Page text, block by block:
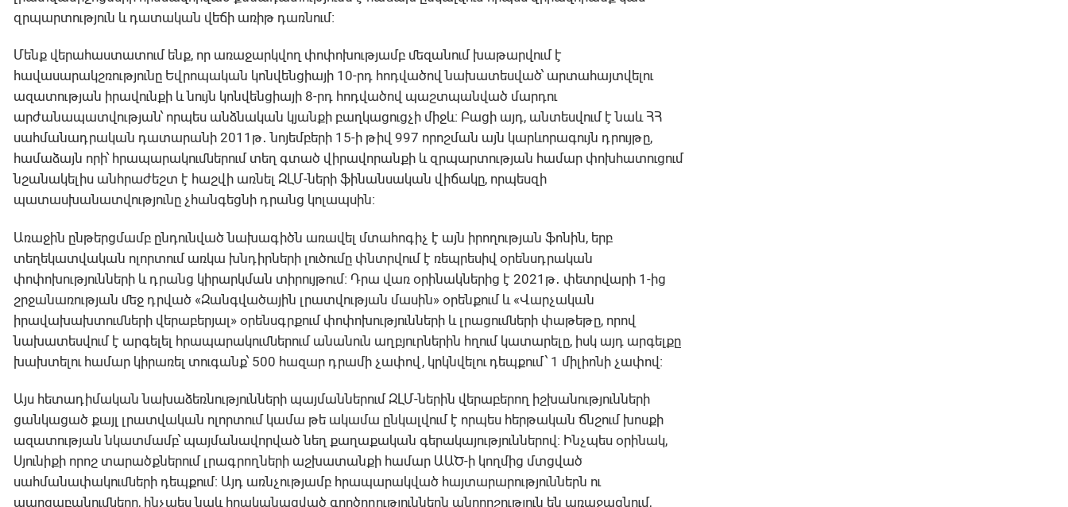
զրպարտություն և դատական վեճի առիթ դառնում։
Մենք վերահաստատում ենք, որ առաջարկվող փոփոխությամբ մեզանում խաթարվում է
հավասարակշռությունը Եվրոպական կոնվենցիայի 10-րդ հոդվածով նախատեսված՝ արտահայտվելու
ազատության իրավունքի և նույն կոնվենցիայի 8-րդ հոդվածով պաշտպանված մարդու
արժանապատվության՝ որպես անձնական կյանքի բաղկացուցչի միջև։ Բացի այդ, անտեսվում է նաև ՀՀ
սահմանադրական դատարանի 2011թ․ նոյեմբերի 15-ի թիվ 997 որոշման այն կարևորագույն դրույթը,
համաձայն որի՝ հրապարակումներում տեղ գտած վիրավորանքի և զրպարտության համար փոխհատուցում
նշանակելիս անհրաժեշտ է հաշվի առնել ԶԼՄ-ների ֆինանսական վիճակը, որպեսզի
պատասխանատվությունը չհանգեցնի դրանց կոլապսին։
Առաջին ընթերցմամբ ընդունված նախագիծն առավել մտահոգիչ է այն իրողության ֆոնին, երբ
տեղեկատվական ոլորտում առկա խնդիրների լուծումը փնտրվում է ռեպրեսիվ օրենսդրական
փոփոխությունների և դրանց կիրարկման տիրույթում։ Դրա վառ օրինակներից է 2021թ․ փետրվարի 1-ից
շրջանառության մեջ դրված «Զանգվածային լրատվության մասին» օրենքում և «Վարչական
իրավախախտումների վերաբերյալ» օրենսգրքում փոփոխությունների և լրացումների փաթեթը, որով
նախատեսվում է արգելել հրապարակումներում անանուն աղբյուրներին հղում կատարելը, իսկ այդ արգելքը
խախտելու համար կիրառել տուգանք՝ 500 հազար դրամի չափով, կրկնվելու դեպքում՝ 1 միլիոնի չափով։
Այս հետադիմական նախաձեռնությունների պայմաններում ԶԼՄ-ներին վերաբերող իշխանությունների
ցանկացած քայլ լրատվական ոլորտում կամա թե ակամա ընկալվում է որպես հերթական ճնշում խոսքի
ազատության նկատմամբ՝ պայմանավորված նեղ քաղաքական գերակայություններով։ Ինչպես օրինակ,
Սյունիքի որոշ տարածքներում լրագրողների աշխատանքի համար ԱԱԾ-ի կողմից մտցված
սահմանափակումների դեպքում: Այդ առնչությամբ հրապարակված հայտարարություններն ու
պարզաբանումները, ինչպես նաև իրականացված գործողություններն անորոշություն են առաջացնում,